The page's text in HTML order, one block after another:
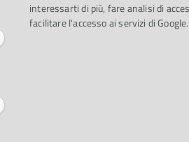
interessarti di più, fare analisi di
facilitare l'accesso ai servizi di Google.